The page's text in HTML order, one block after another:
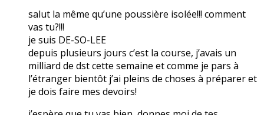
salut la même qu’une poussière isolée!!! comment
vas tu?!!!
je suis DE-SO-LEE
depuis plusieurs jours c’est la course, j’avais un
milliard de dst cette semaine et comme je pars à
l’étranger bientôt j’ai pleins de choses à préparer et
je dois faire mes devoirs!